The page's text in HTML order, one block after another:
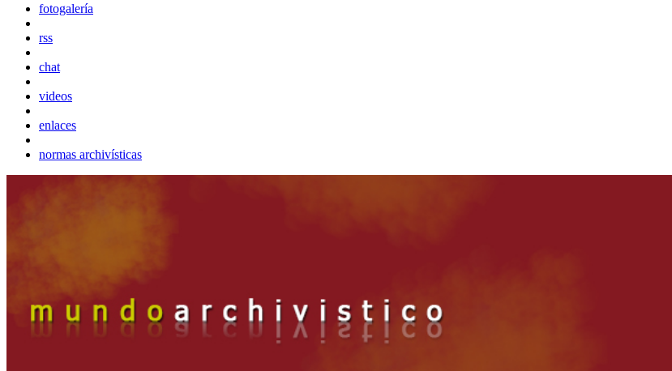
fotogalería
rss
chat
videos
enlaces
normas archivísticas